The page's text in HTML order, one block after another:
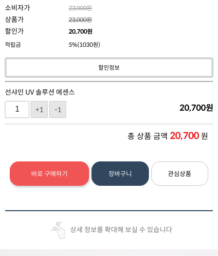
소비자가 23,000원
상품가 23,000원
할인가 20,700원
적립금
5%(1030원)
할인정보
선샤인 UV 솔루션 에센스
+1
-1 20,700원
총 상품 금액 20,700원
바로 구매하기 장바구니 관심상품
상세 정보를 확대해 보실 수 있습니다